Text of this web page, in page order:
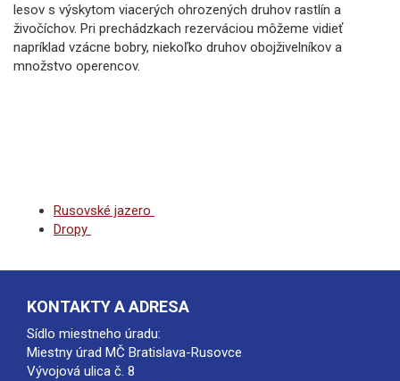
lesov s výskytom viacerých ohrozených druhov rastlín a
živočíchov. Pri prechádzkach rezerváciou môžeme vidieť
napríklad vzácne bobry, niekoľko druhov obojživelníkov a
množstvo operencov.
Rusovské jazero
Dropy
KONTAKTY A ADRESA
Sídlo miestneho úradu:
Miestny úrad MČ Bratislava-Rusovce
Vývojová ulica č. 8